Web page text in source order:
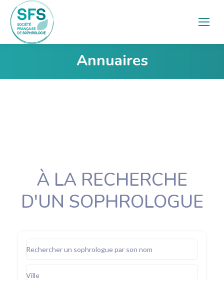
Annuaires
Vous êtes ici :
À LA RECHERCHE
D'UN SOPHROLOGUE
Rechercher un sophrologue par son nom
Ville